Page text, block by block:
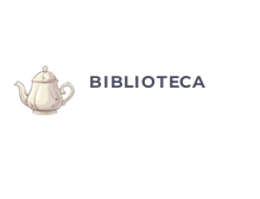
BIBLIOTECA